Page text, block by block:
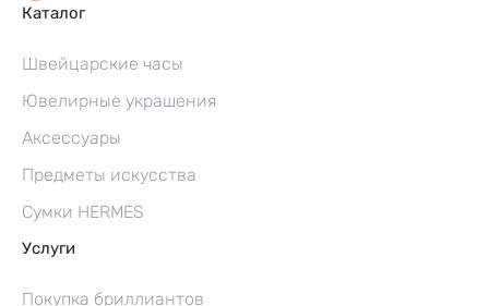
Каталог
Швейцарские часы
Ювелирные украшения
Аксессуары
Предметы искусства
Сумки HERMES
Услуги
Покупка бриллиантов